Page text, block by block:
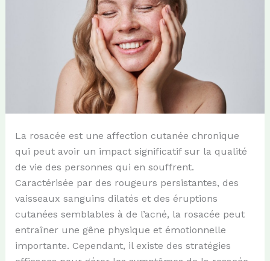
La rosacée est une affection cutanée chronique
qui peut avoir un impact significatif sur la qualité
de vie des personnes qui en souffrent.
Caractérisée par des rougeurs persistantes, des
vaisseaux sanguins dilatés et des éruptions
cutanées semblables à de l’acné, la rosacée peut
entraîner une gêne physique et émotionnelle
importante. Cependant, il existe des stratégies